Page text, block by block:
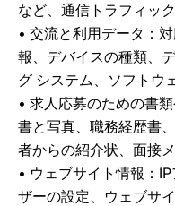
など、通信トラフィッ
• 交流と利用データ：
報、デバイスの種類、
グ システム、ソフトウ
• 求人応募のための書
書と写真、職務経歴書
者からの紹介状、面接
• ウェブサイト情報：
ザーの設定、ウェブサ